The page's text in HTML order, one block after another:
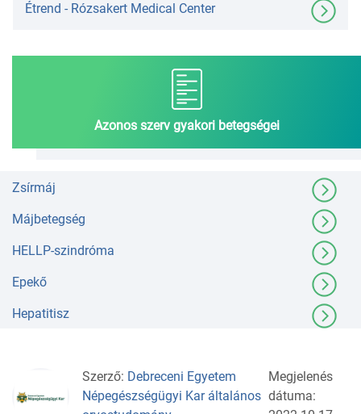
Étrend - Rózsakert Medical Center
Azonos szerv gyakori betegségei
Zsírmáj
Májbetegség
HELLP-szindróma
Epekő
Hepatitisz
Szerző: Debreceni Egyetem
Népegészségügyi Kar általános
Megjelenés
dátuma: